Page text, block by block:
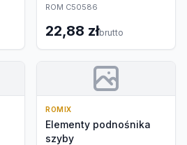
ROM C50586
22,88 złbrutto
ROMIX
Elementy podnośnika
szyby